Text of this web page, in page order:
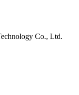
Co., Ltd.